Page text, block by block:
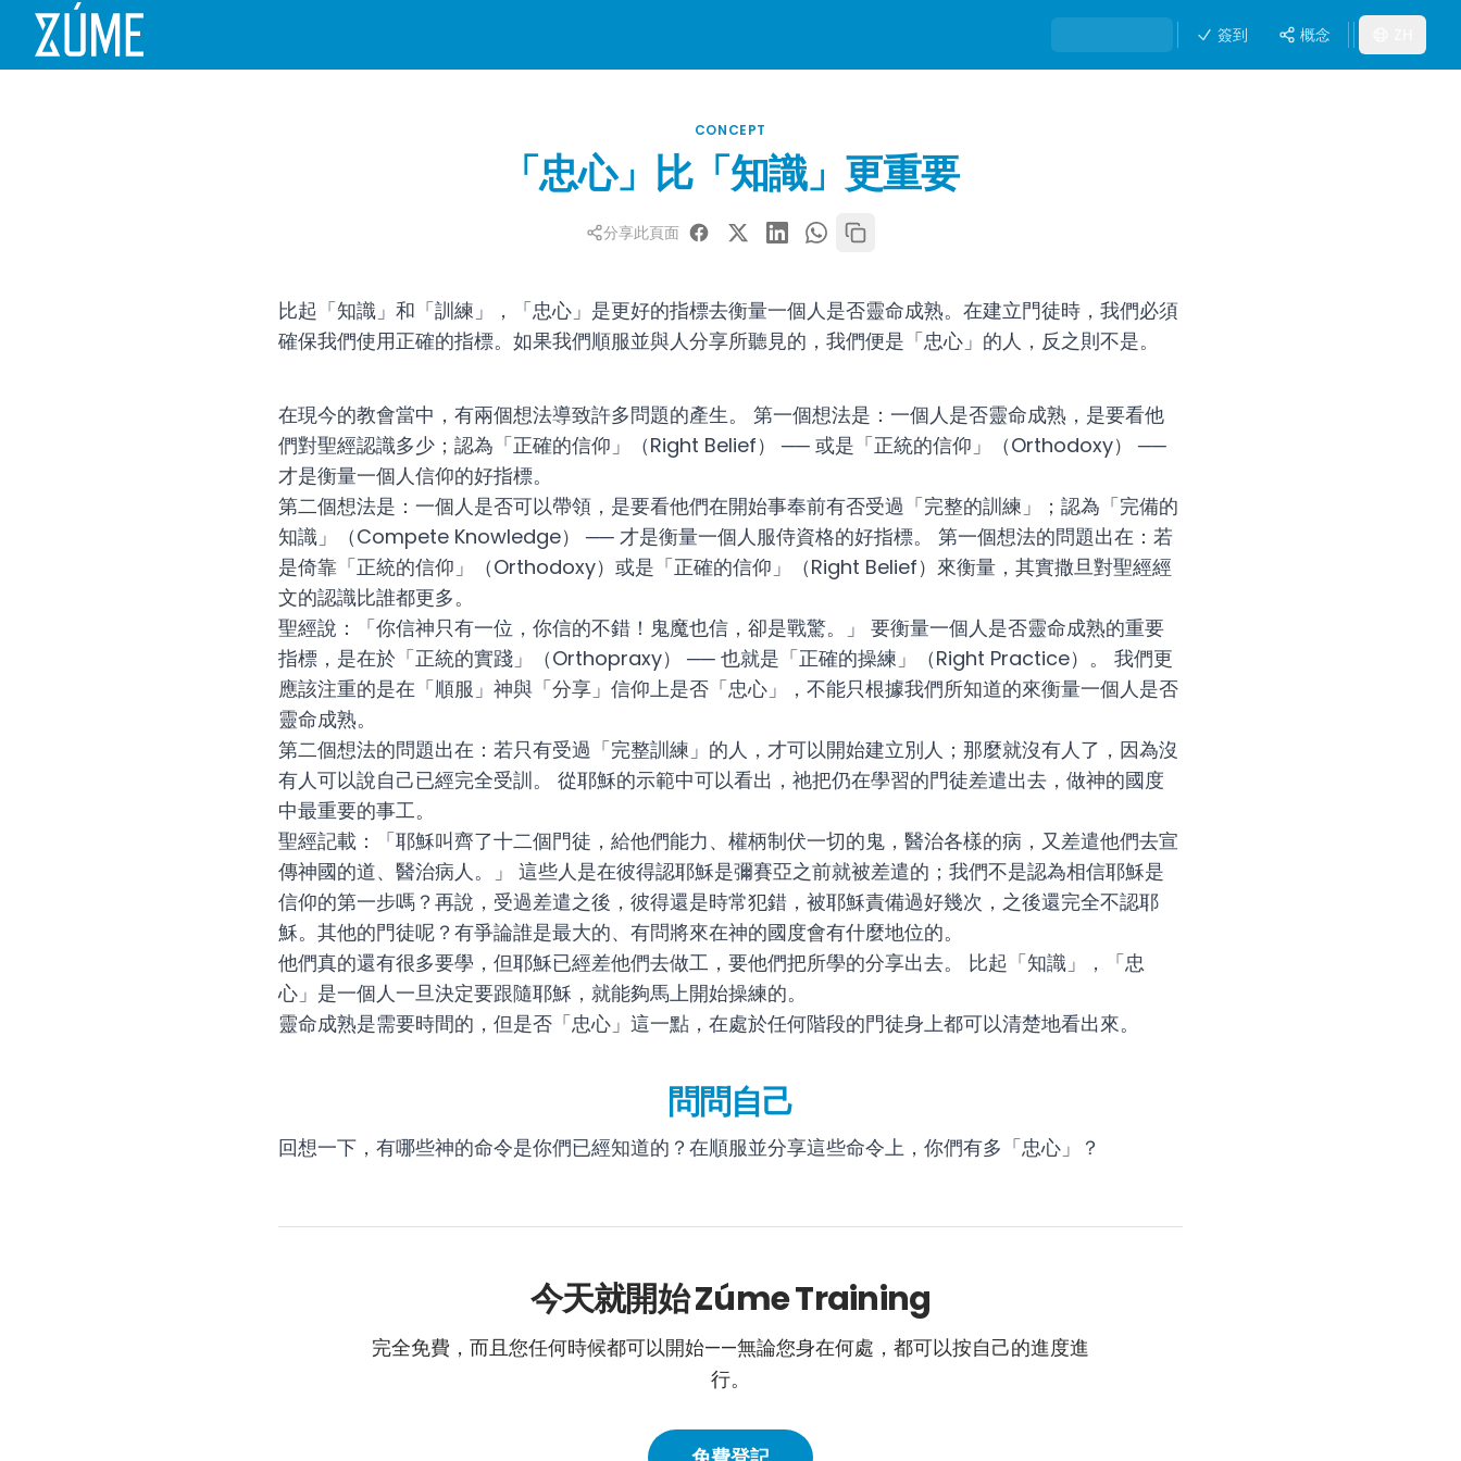
簽到 概念
CONCEPT
「忠心」比「知識」更重要
分享此頁面
比起「知識」和「訓練」，「忠心」是更好的指標去衡量一個人是否靈命成熟。在建立門徒時，我們必須
確保我們使用正確的指標。如果我們順服並與人分享所聽見的，我們便是「忠心」的人，反之則不是。
在現今的教會當中，有兩個想法導致許多問題的產生。 第一個想法是：一個人是否靈命成熟，是要看他
們對聖經認識多少；認為「正確的信仰」（Right Belief） ── 或是「正統的信仰」（Orthodoxy） ──
才是衡量一個人信仰的好指標。
第二個想法是：一個人是否可以帶領，是要看他們在開始事奉前有否受過「完整的訓練」；認為「完備的
知識」（Compete Knowledge） ── 才是衡量一個人服侍資格的好指標。 第一個想法的問題出在：若
是倚靠「正統的信仰」（Orthodoxy）或是「正確的信仰」（Right Belief）來衡量，其實撒旦對聖經經
文的認識比誰都更多。
聖經說：「你信神只有一位，你信的不錯！鬼魔也信，卻是戰驚。」 要衡量一個人是否靈命成熟的重要
指標，是在於「正統的實踐」（Orthopraxy） ── 也就是「正確的操練」（Right Practice）。 我們更
應該注重的是在「順服」神與「分享」信仰上是否「忠心」，不能只根據我們所知道的來衡量一個人是否
靈命成熟。
第二個想法的問題出在：若只有受過「完整訓練」的人，才可以開始建立別人；那麼就沒有人了，因為沒
有人可以說自己已經完全受訓。 從耶穌的示範中可以看出，祂把仍在學習的門徒差遣出去，做神的國度
中最重要的事工。
聖經記載：「耶穌叫齊了十二個門徒，給他們能力、權柄制伏一切的鬼，醫治各樣的病，又差遣他們去宣
傳神國的道、醫治病人。」 這些人是在彼得認耶穌是彌賽亞之前就被差遣的；我們不是認為相信耶穌是
信仰的第一步嗎？再說，受過差遣之後，彼得還是時常犯錯，被耶穌責備過好幾次，之後還完全不認耶
穌。其他的門徒呢？有爭論誰是最大的、有問將來在神的國度會有什麼地位的。
他們真的還有很多要學，但耶穌已經差他們去做工，要他們把所學的分享出去。 比起「知識」，「忠
心」是一個人一旦決定要跟隨耶穌，就能夠馬上開始操練的。
靈命成熟是需要時間的，但是否「忠心」這一點，在處於任何階段的門徒身上都可以清楚地看出來。
問問自己
回想一下，有哪些神的命令是你們已經知道的？在順服並分享這些命令上，你們有多「忠心」？
今天就開始 Zúme Training
完全免費，而且您任何時候都可以開始——無論您身在何處，都可以按自己的進度進
行。